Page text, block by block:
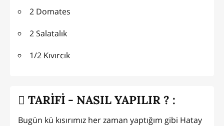
2 Domates
2 Salatalık
1/2 Kıvırcık
TARİFİ - NASIL YAPILIR ? :
Bugün kü kısırımız her zaman yaptığım gibi Hatay